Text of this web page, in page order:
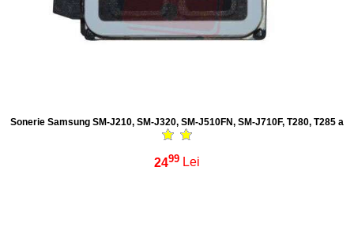
Sonerie Samsung SM-J210, SM-J320, SM-J510FN, SM-J710F, T280, T285 a
2499 Lei